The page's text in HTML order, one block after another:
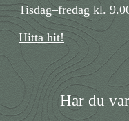
Tisdag–fredag kl.
Hitta hit!
Har du